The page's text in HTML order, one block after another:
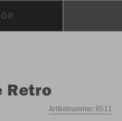
Retro
Artikelnummer: 6511